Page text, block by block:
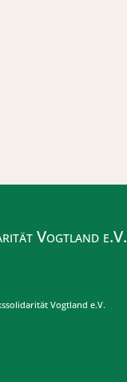
Vogtland e.V.
Vogtland e.V.